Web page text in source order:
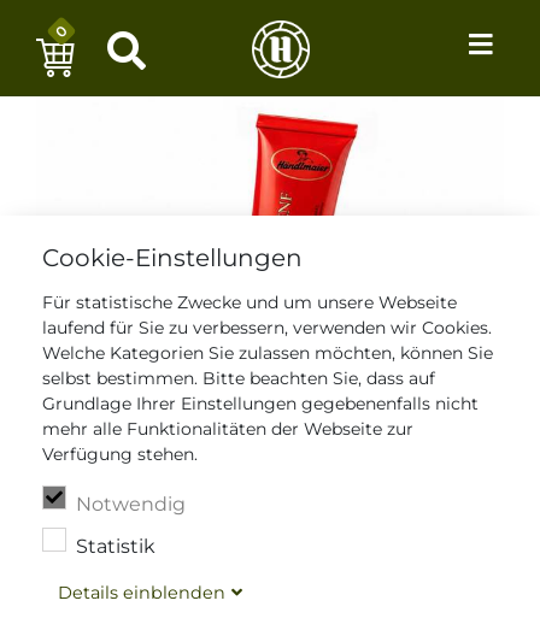
Cookie-Einstellungen
Für statistische Zwecke und um unsere Webseite
laufend für Sie zu verbessern, verwenden wir Cookies.
Welche Kategorien Sie zulassen möchten, können Sie
selbst bestimmen. Bitte beachten Sie, dass auf
Grundlage Ihrer Einstellungen gegebenenfalls nicht
mehr alle Funktionalitäten der Webseite zur
Verfügung stehen.
Notwendig
Statistik
Details einblenden
0
Brotzeit & Küche